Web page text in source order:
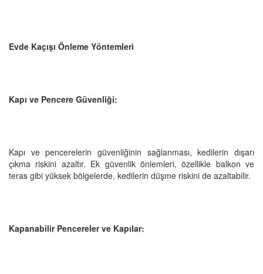
Evde Kaçışı Önleme Yöntemleri
Kapı ve Pencere Güvenliği:
Kapı ve pencerelerin güvenliğinin sağlanması, kedilerin dışarı
çıkma riskini azaltır. Ek güvenlik önlemleri, özellikle balkon ve
teras gibi yüksek bölgelerde, kedilerin düşme riskini de azaltabilir.
Kapanabilir Pencereler ve Kapılar: